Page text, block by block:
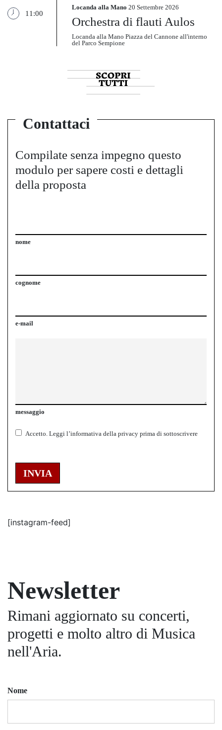
11:00
Locanda alla Mano 20 Settembre 2026
Orchestra di flauti Aulos
Locanda alla Mano Piazza del Cannone all'interno
del Parco Sempione
Contattaci
Compilate senza impegno questo
modulo per sapere costi e dettagli
della proposta
nome
cognome
e-mail
messaggio
Accetto. Leggi l’informativa della privacy prima di sottoscrivere
INVIA
[instagram-feed]
Newsletter
Rimani aggiornato su concerti,
progetti e molto altro di Musica
nell'Aria.
Nome